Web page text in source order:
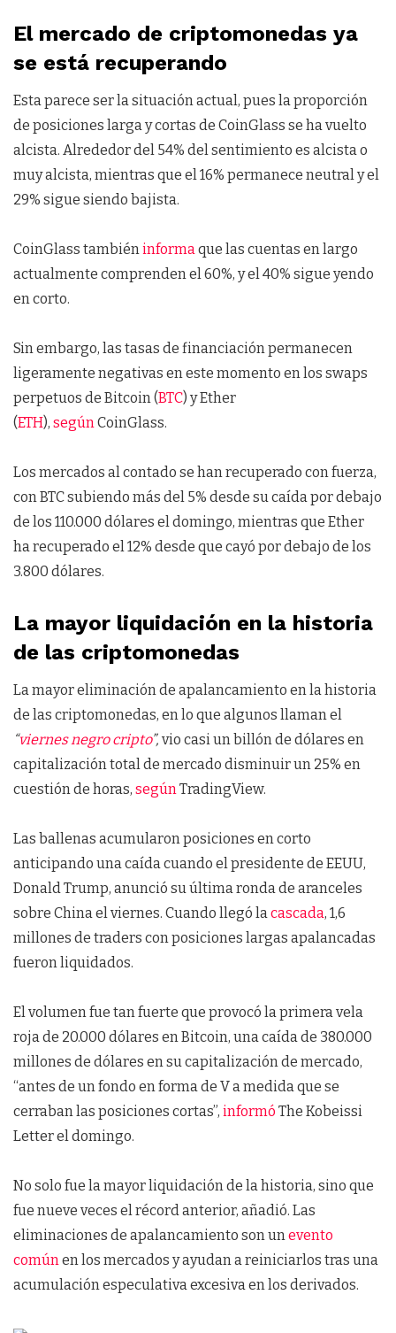
El mercado de criptomonedas ya
se está recuperando
Esta parece ser la situación actual, pues la proporción
de posiciones larga y cortas de CoinGlass se ha vuelto
alcista. Alrededor del 54% del sentimiento es alcista o
muy alcista, mientras que el 16% permanece neutral y el
29% sigue siendo bajista.
CoinGlass tambiéninformaque las cuentas en largo
actualmente comprenden el 60%, y el 40% sigue yendo
en corto.
Sin embargo, las tasas de financiación permanecen
ligeramente negativas en este momento en los swaps
perpetuos de Bitcoin (BTC) y Ether
(ETH), segúnCoinGlass.
Los mercados al contado se han recuperado con fuerza,
con BTC subiendo más del 5% desde su caída por debajo
de los 110.000 dólares el domingo, mientras que Ether
ha recuperado el 12% desde que cayó por debajo de los
3.800 dólares.
La mayor liquidación en la historia
de las criptomonedas
La mayor eliminación de apalancamiento en la historia
de las criptomonedas, en lo que algunos llaman el
“viernes negro cripto”, vio casi un billón de dólares en
capitalización total de mercado disminuir un 25% en
cuestión de horas, segúnTradingView.
Las ballenas acumularon posiciones en corto
anticipando una caída cuando el presidente de EEUU,
Donald Trump, anunció su última ronda de aranceles
sobre China el viernes. Cuando llegó lacascada, 1,6
millones de traders con posiciones largas apalancadas
fueron liquidados.
El volumen fue tan fuerte que provocó la primera vela
roja de 20.000 dólares en Bitcoin, una caída de 380.000
millones de dólares en su capitalización de mercado,
“antes de un fondo en forma de V a medida que se
cerraban las posiciones cortas”, informó The Kobeissi
Letter el domingo.
No solo fue la mayor liquidación de la historia, sino que
fue nueve veces el récord anterior, añadió. Las
eliminaciones de apalancamiento son unevento
comúnen los mercados y ayudan a reiniciarlos tras una
acumulación especulativa excesiva en los derivados.